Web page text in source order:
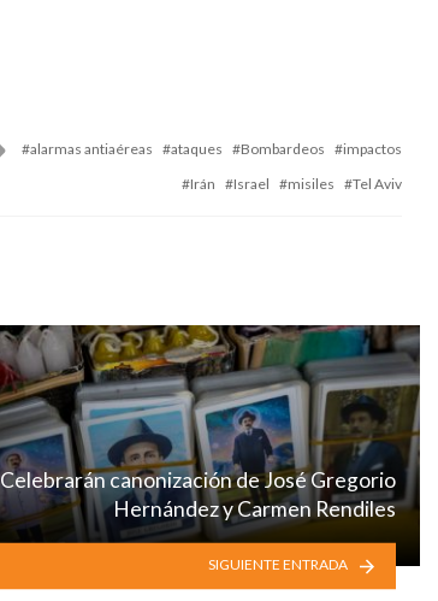
Tagged
with
alarmas antiaéreas ataques Bombardeos
impactos
Irán
Israel misiles Tel Aviv
Celebrarán canonización de José Gregorio
Hernández y Carmen Rendiles
SIGUIENTE ENTRADA